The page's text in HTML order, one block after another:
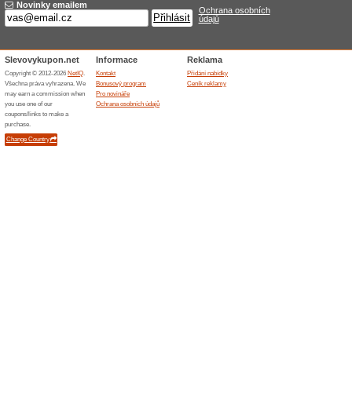
Dárkové poukazy na
94% fungovalo Akce
Chcete svým blízkým,